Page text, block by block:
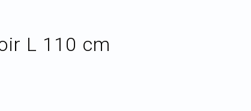
L 110 cm